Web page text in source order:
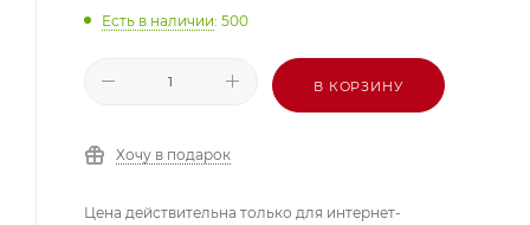
Есть в наличии: 500
В КОРЗИНУ
Хочу в подарок
Цена действительна только для интернет-